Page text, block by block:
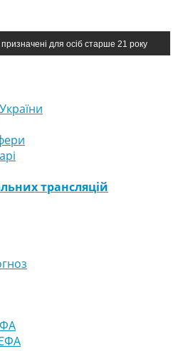
для осіб старше 21 року
трансляцій